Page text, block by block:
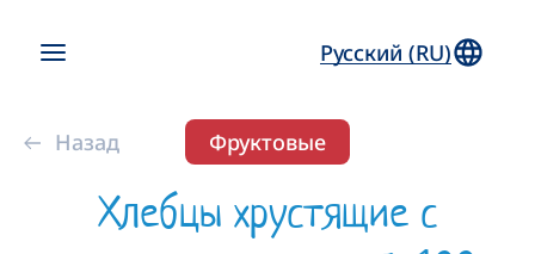
Русский (RU)
Назад Фруктовые
Хлебцы хрустящие с